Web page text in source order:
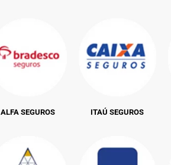
ALFA SEGUROS ITAÚ SEGUROS